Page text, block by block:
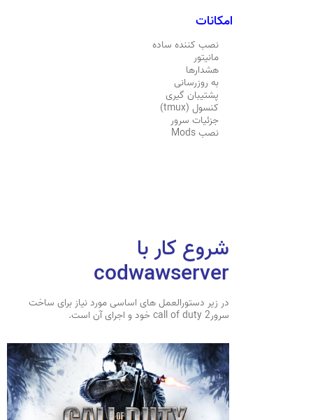
امکانات
نصب کننده ساده
مانیتور
هشدارها
به روزرسانی
پشتیبان گیری
کنسول (tmux)
جزئیات سرور
نصب Mods
شروع کار با
codwawserver
در زیر دستورالعمل های اساسی مورد نیاز برای ساخت
سرورcall of duty 2 خود و اجرای آن است.